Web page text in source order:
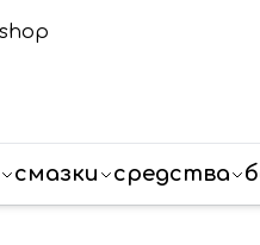
смазки средства